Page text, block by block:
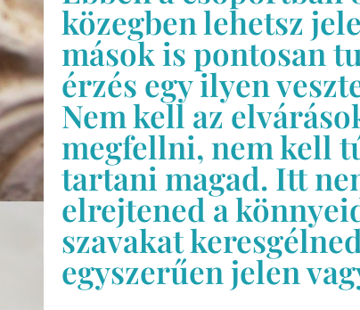
közegben lehetsz
mások is pontosan
érzés egy ilyen
Nem kell az
megfellni, nem kell
tartani magad. Itt
elrejtened a
szavakat
egyszerűen jelen